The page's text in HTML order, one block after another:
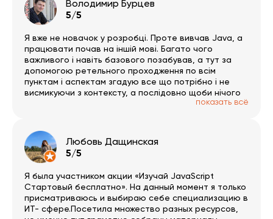
Володимир Бурцев
5/5
Я вже не новачок у розробці. Проте вивчав Java, а
працювати почав на іншій мові. Багато чого
важливого і навіть базового позабував, а тут за
допомогою ретельного проходження по всім
пунктам і аспектам згадую все що потрібно і не
висмикуючи з контексту, а послідовно щоби нічого
не пропустити. Тут дуже багато окремих гілок за
обмовки, але в цілому на якість це не впливає.
РАДЖУ!
показать всё
Любовь Дащинская
5/5
Я была участником акции «Изучай JavaScript
Стартовый бесплатно». На данный момент я только
присматриваюсь и выбираю себе специализацию в
ИТ- сфере.Посетила множество разных ресурсов,